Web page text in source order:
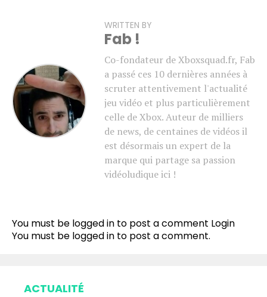
WRITTEN BY
Fab !
Co-fondateur de Xboxsquad.fr, Fab
a passé ces 10 dernières années à
scruter attentivement l'actualité
jeu vidéo et plus particulièrement
celle de Xbox. Auteur de milliers
de news, de centaines de vidéos il
est désormais un expert de la
marque qui partage sa passion
vidéoludique ici !
You must be logged in to post a comment Login
You must be logged in to post a comment.
ACTUALITÉ